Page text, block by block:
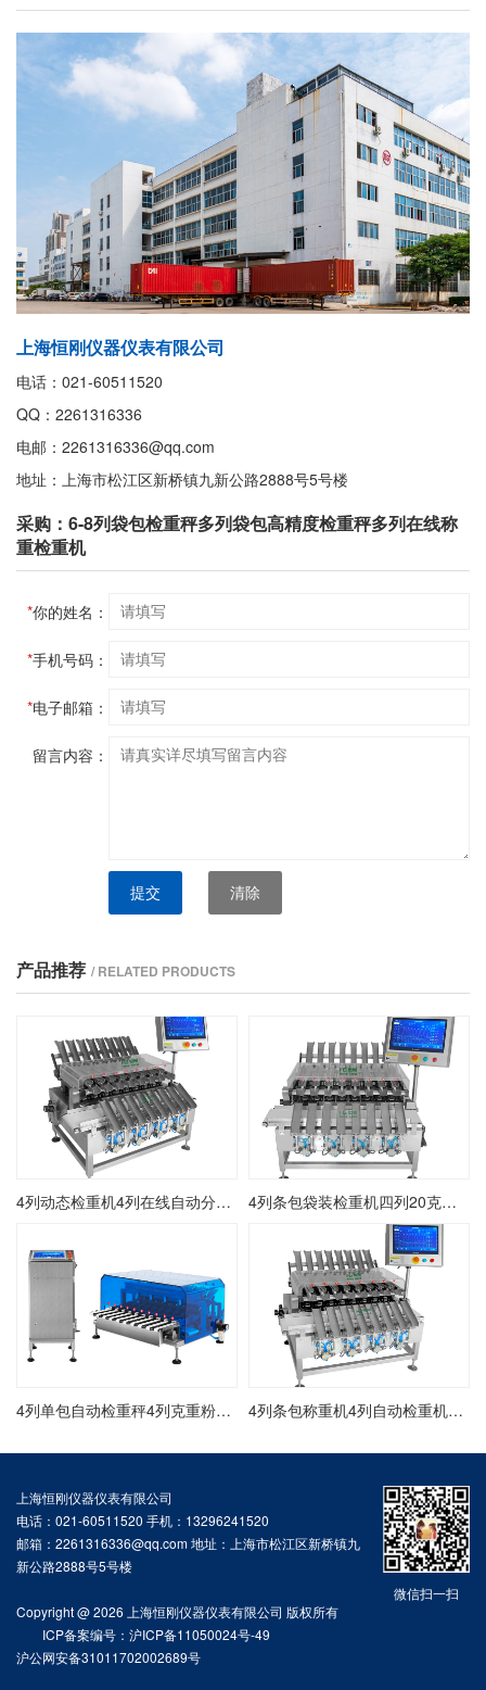
上海恒刚仪器仪表有限公司
电话：021-60511520
QQ：2261316336
电邮：2261316336@qq.com
地址：上海市松江区新桥镇九新公路2888号5号楼
采购：6-8列袋包检重秤多列袋包高精度检重秤多列在线称
重检重机
*你的姓名：
*手机号码：
*电子邮箱：
留言内容：
提交 清除
产品推荐 / RELATED PRODUCTS
4列动态检重机4列在线自动分选机4列高精度检重秤 4列条包袋装检重机四列20克袋装检重秤4列条包单条检重机
4列单包自动检重秤4列克重粉包检重秤4列自动检重秤 4列条包称重机4列自动检重机4列包装袋装检重秤
微信扫一扫
上海恒刚仪器仪表有限公司
电话：021-60511520 手机：13296241520
邮箱：2261316336@qq.com 地址：上海市松江区新桥镇九
新公路2888号5号楼
Copyright @ 2026 上海恒刚仪器仪表有限公司 版权所有
ICP备案编号：沪ICP备11050024号-49
沪公网安备31011702002689号